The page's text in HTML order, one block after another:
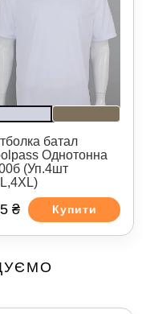
батал
Однотонна
(Уп.4шт
₴ Купити